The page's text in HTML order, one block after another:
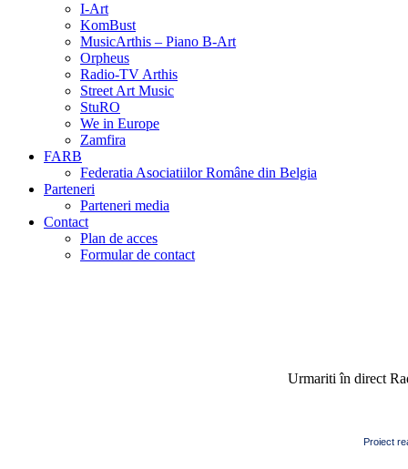
I-Art
KomBust
MusicArthis – Piano B-Art
Orpheus
Radio-TV Arthis
Street Art Music
StuRO
We in Europe
Zamfira
FARB
Federatia Asociatiilor Române din Belgia
Parteneri
Parteneri media
Contact
Plan de acces
Formular de contact
Urmariti în direct
Proiect